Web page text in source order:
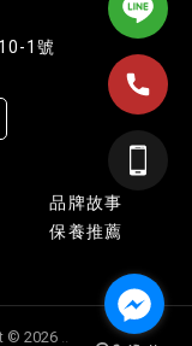
1號
品牌故事
保養推薦
© 2026